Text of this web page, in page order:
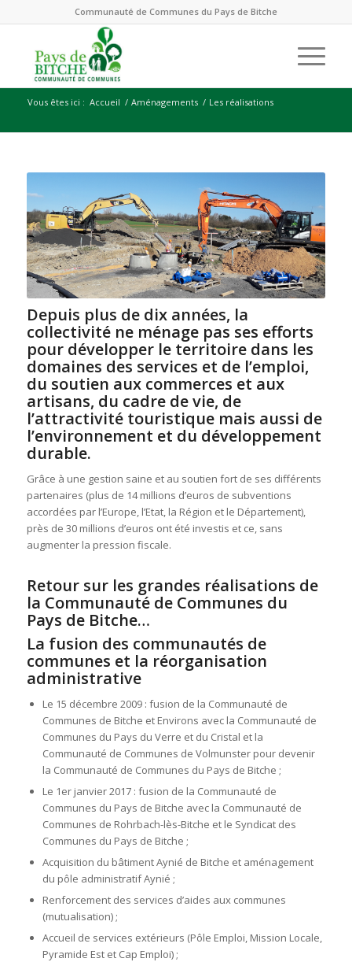
Communauté de Communes du Pays de Bitche
Vous êtes ici : Accueil / Aménagements / Les réalisations
Depuis plus de dix années, la
collectivité ne ménage pas ses efforts
pour développer le territoire dans les
domaines des services et de l’emploi,
du soutien aux commerces et aux
artisans, du cadre de vie, de
l’attractivité touristique mais aussi de
l’environnement et du développement
durable.
Grâce à une gestion saine et au soutien fort de ses différents
partenaires (plus de 14 millions d’euros de subventions
accordées par l’Europe, l’Etat, la Région et le Département),
près de 30 millions d’euros ont été investis et ce, sans
augmenter la pression fiscale.
Retour sur les grandes réalisations de
la Communauté de Communes du
Pays de Bitche…
La fusion des communautés de
communes et la réorganisation
administrative
Le 15 décembre 2009 : fusion de la Communauté de
Communes de Bitche et Environs avec la Communauté de
Communes du Pays du Verre et du Cristal et la
Communauté de Communes de Volmunster pour devenir
la Communauté de Communes du Pays de Bitche ;
Le 1er janvier 2017 : fusion de la Communauté de
Communes du Pays de Bitche avec la Communauté de
Communes de Rohrbach-lès-Bitche et le Syndicat des
Communes du Pays de Bitche ;
Acquisition du bâtiment Aynié de Bitche et aménagement
du pôle administratif Aynié ;
Renforcement des services d’aides aux communes
(mutualisation) ;
Accueil de services extérieurs (Pôle Emploi, Mission Locale,
Pyramide Est et Cap Emploi) ;